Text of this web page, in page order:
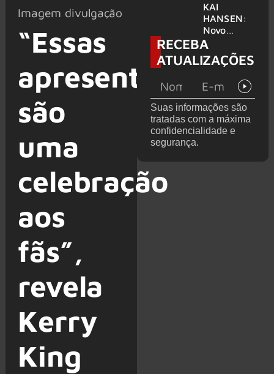
Imagem divulgação
“Essas
apresentações
são
uma
celebração
aos
fãs”,
revela
Kerry
King
futuro e
levanta
possibilida
de de
deixar os
palcos
KAI
HANSEN:
Novo
single
‘Welcome
To Life’ é
RECEBA
ATUALIZAÇÕES
Suas informações são
tratadas com a máxima
confidencialidade e
segurança.